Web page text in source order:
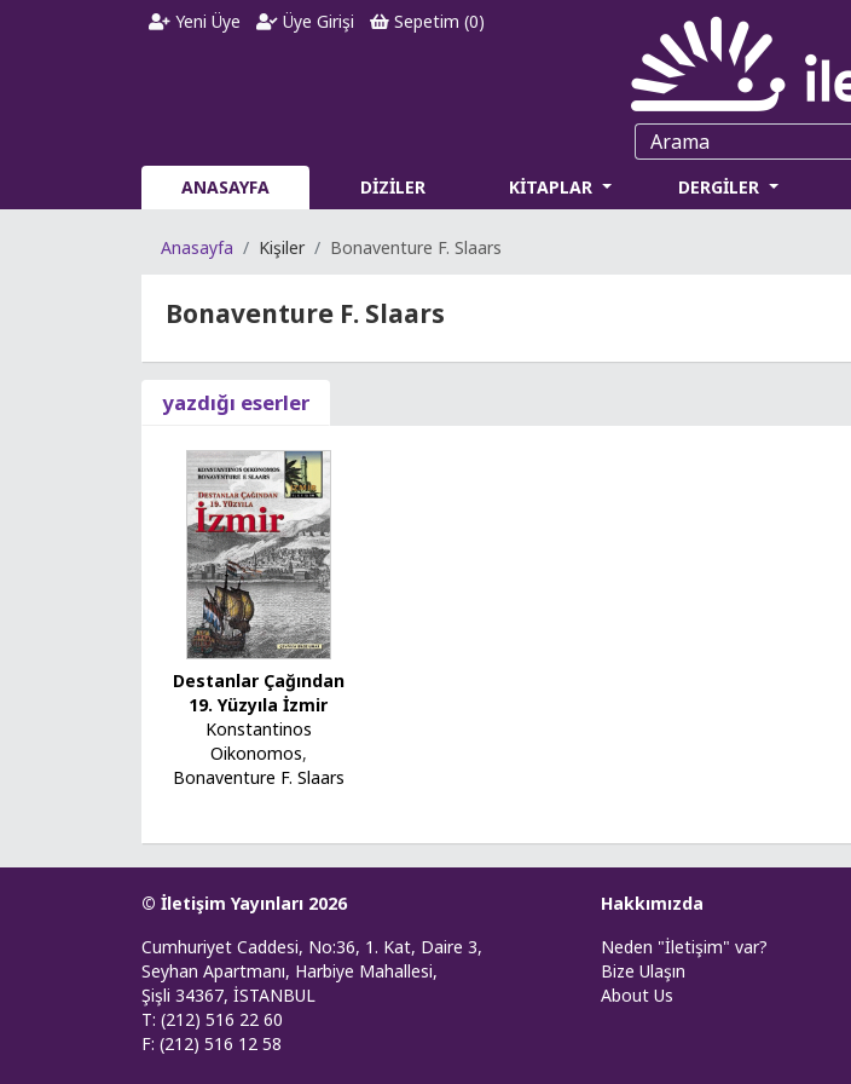
Yeni Üye Üye Girişi Sepetim (0)
ANASAYFA DİZİLER KİTAPLAR DERGİLER
Anasayfa Kişiler Bonaventure F. Slaars
Bonaventure F. Slaars
yazdığı eserler
Destanlar Çağından
19. Yüzyıla İzmir
Konstantinos
Oikonomos,
Bonaventure F. Slaars
© İletişim Yayınları 2026
Cumhuriyet Caddesi, No:36, 1. Kat, Daire 3,
Seyhan Apartmanı, Harbiye Mahallesi,
Şişli 34367, İSTANBUL
T: (212) 516 22 60
F: (212) 516 12 58
Hakkımızda
Neden "İletişim" var?
Bize Ulaşın
About Us